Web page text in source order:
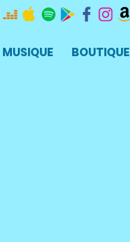
MUSIQUE BOUTIQUE